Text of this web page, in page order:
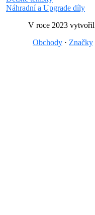
Náhradní a Upgrade díly
V roce 2023 vytvořil
Obchody · Značky